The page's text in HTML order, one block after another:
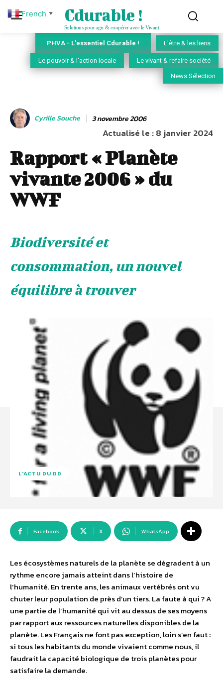
Cdurable !
Solutions pour agir & coopérer avec le Vivant
PHVA - L'essentiel Cdurable ! L'être & les liens
Le pouvoir & l'action locale Le vivant & refaire société
News Sélection
Cyrille Souche 3 novembre 2006
Actualisé le :8 janvier 2024
Rapport « Planète
vivante 2006 » du
WWF
Biodiversité et
consommation, un nouvel
équilibre à trouver
L'ACTU DU DD
Facebook X WhatsApp
Les écosystèmes naturels de la planète se dégradent à un
rythme encore jamais atteint dans l’histoire de
l’humanité. En trente ans, les animaux vertébrés ont vu
chuter leur population de près d’un tiers. La faute à qui ? A
une partie de l’humanité qui vit au dessus de ses moyens
par rapport aux ressources naturelles disponibles de la
planète. Les Français ne font pas exception, loin s’en faut :
si tous les habitants du monde vivaient comme nous, il
faudrait la capacité biologique de trois planètes pour
satisfaire la demande.
French ▼